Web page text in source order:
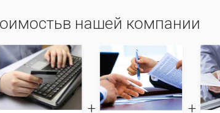
нашей компании